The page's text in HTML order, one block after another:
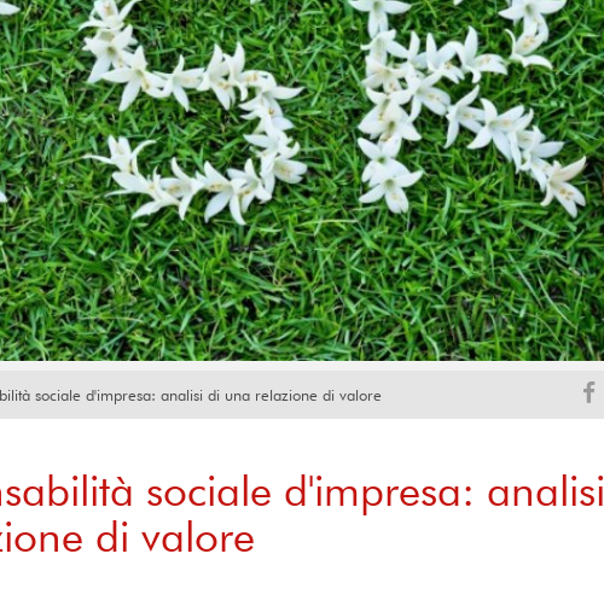
sociale d'impresa: analisi di una relazione di valore
sociale d'impresa: analisi
di valore